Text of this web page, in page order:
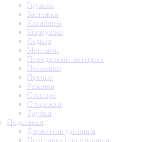
Грузила
Застежки
Карабины
Кормушки
Ледкор
Монтажи
Поводковый материал
Поплавки
Прочие
Резинка
Стопора
Сторожки
Трубки
Подставки
Держатель удилища
Подставка под удилища